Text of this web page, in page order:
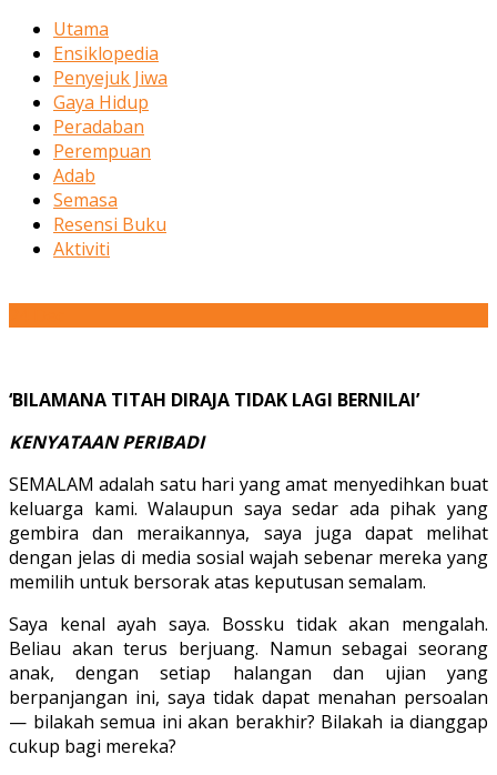
Utama
Ensiklopedia
Penyejuk Jiwa
Gaya Hidup
Peradaban
Perempuan
Adab
Semasa
Resensi Buku
Aktiviti
‘BILAMANA TITAH DIRAJA TIDAK LAGI BERNILAI’
KENYATAAN PERIBADI
SEMALAM adalah satu hari yang amat menyedihkan buat
keluarga kami. Walaupun saya sedar ada pihak yang
gembira dan meraikannya, saya juga dapat melihat
dengan jelas di media sosial wajah sebenar mereka yang
memilih untuk bersorak atas keputusan semalam.
Saya kenal ayah saya. Bossku tidak akan mengalah.
Beliau akan terus berjuang. Namun sebagai seorang
anak, dengan setiap halangan dan ujian yang
berpanjangan ini, saya tidak dapat menahan persoalan
— bilakah semua ini akan berakhir? Bilakah ia dianggap
cukup bagi mereka?